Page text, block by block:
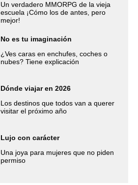
Un verdadero MMORPG de la vieja
escuela ¡Cómo los de antes, pero
mejor!
No es tu imaginación
¿Ves caras en enchufes, coches o
nubes? Tiene explicación
Dónde viajar en 2026
Los destinos que todos van a querer
visitar el próximo año
Lujo con carácter
Una joya para mujeres que no piden
permiso